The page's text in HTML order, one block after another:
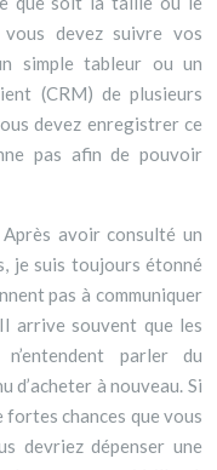
devez suivre vos
simple tableur ou un
(CRM) de plusieurs
devez enregistrer ce
pas afin de pouvoir
avoir consulté un
je suis toujours étonné
pas à communiquer
arrive souvent que les
parler du
d’acheter à nouveau. Si
chances que vous
devriez dépenser une